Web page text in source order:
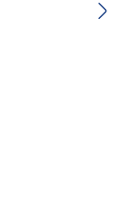
Previous